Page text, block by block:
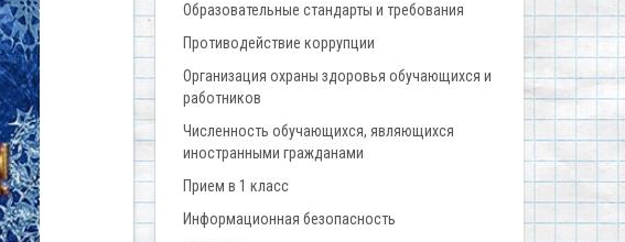
Образовательные стандарты и требования
Противодействие коррупции
Организация охраны здоровья обучающихся и
работников
Численность обучающихся, являющихся
иностранными гражданами
Прием в 1 класс
Информационная безопасность